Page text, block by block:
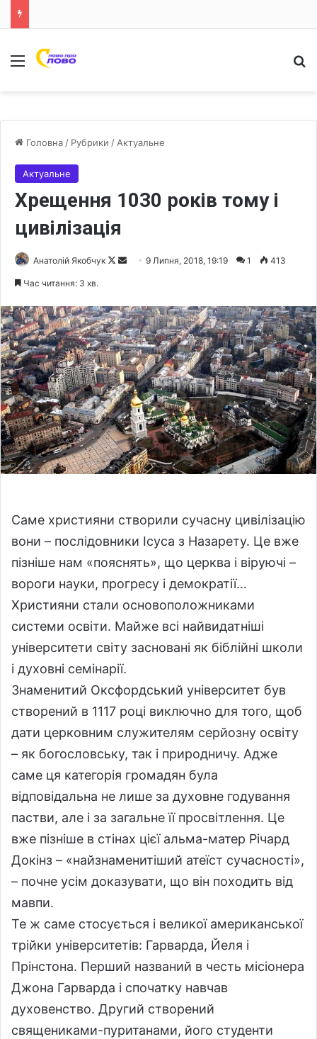
Меню
Головна / Рубрики / Актуальне
Актуальне
Хрещення 1030 років тому і
цивілізація
Анатолій Якобчук
F
l
o
w
o
n
X
d
a
n
e
m
a
i
l
9 Липня, 2018, 19:19 1 413
Час читання: 3 хв.
Саме християни створили сучасну цивілізацію
вони – послідовники Ісуса з Назарету. Це вже
пізніше нам «пояснять», що церква і віруючі –
вороги науки, прогресу і демократії…
Християни стали основоположниками
системи освіти. Майже всі найвидатніші
університети світу засновані як біблійні школи
і духовні семінарії.
Знаменитий Оксфордський університет був
створений в 1117 році виключно для того, щоб
дати церковним служителям серйозну освіту
– як богословську, так і природничу. Адже
саме ця категорія громадян була
відповідальна не лише за духовне годування
пастви, але і за загальне її просвітлення. Це
вже пізніше в стінах цієї альма-матер Річард
Докінз – «найзнаменитіший атеїст сучасності»,
– почне усім доказувати, що він походить від
мавпи.
Те ж саме стосується і великої американської
трійки університетів: Гарварда, Йеля і
Прінстона. Перший названий в честь місіонера
Джона Гарварда і спочатку навчав
духовенство. Другий створений
священиками-пуританами, його студенти